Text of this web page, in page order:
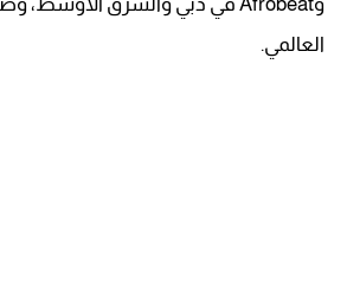
العالمي.